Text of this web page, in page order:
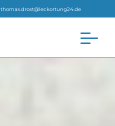
thomas.drost@leckortung24.de